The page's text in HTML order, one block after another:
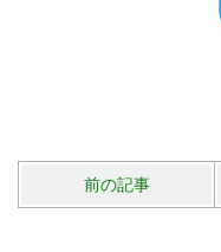
前の記事